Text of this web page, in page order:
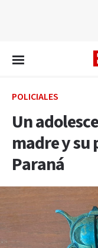
POLICIALES
Un
madre y su
Paraná